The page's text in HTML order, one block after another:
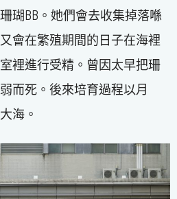
瑚BB。她們會去收集掉落喺
會在繁殖期間的日子在海裡
裡進行受精。曾因太早把珊
而死。後來培育過程以月
海。